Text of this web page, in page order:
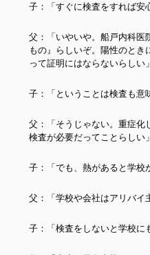
子：「すぐに検査をすれば安
父：「いやいや。船戸内科医
もの』らしいぞ。陽性のとき
って証明にはならないらしい」
子：「ということは検査も意
父：「そうじゃない。重症化
検査が必要だってことらしい」
子：「でも、熱があると学校
父：「学校や会社はアリバイ
子：「検査をしないと学校に